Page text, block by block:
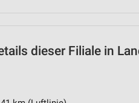
dieser Filiale in